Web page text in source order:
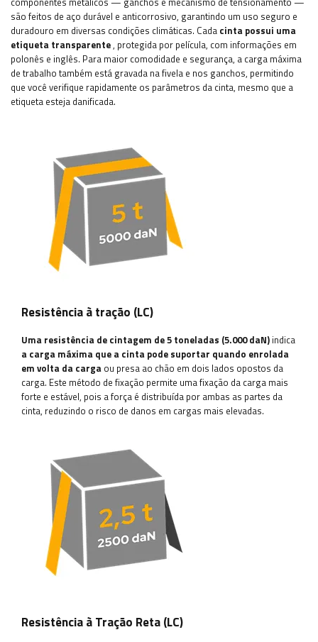
são feitos de aço durável e anticorrosivo, garantindo um uso seguro e
duradouro em diversas condições climáticas. Cada cinta possui uma
etiqueta transparente, protegida por película, com informações em
polonês e inglês. Para maior comodidade e segurança, a carga máxima
de trabalho também está gravada na fivela e nos ganchos, permitindo
que você verifique rapidamente os parâmetros da cinta, mesmo que a
etiqueta esteja danificada.
Resistência à tração (LC)
Uma resistência de cintagem de 5 toneladas (5.000 daN) indica
a carga máxima que a cinta pode suportar quando enrolada
em volta da carga ou presa ao chão em dois lados opostos da
carga. Este método de fixação permite uma fixação da carga mais
forte e estável, pois a força é distribuída por ambas as partes da
cinta, reduzindo o risco de danos em cargas mais elevadas.
Resistência à Tração Reta (LC)